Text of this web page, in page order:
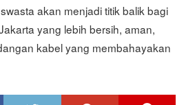
akan menjadi titik balik bagi
yang lebih bersih, aman,
kabel yang membahayakan